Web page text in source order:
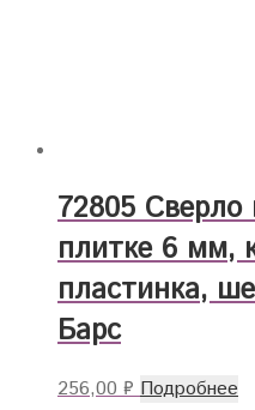
72805 Сверло
плитке 6 мм,
пластинка,
Барс
256,00₽ Подробнее